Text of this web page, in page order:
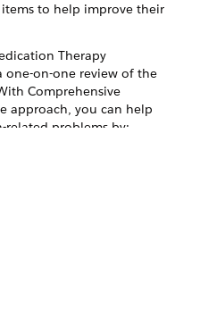
to help improve their
Therapy
one-on-one review of the
Comprehensive
approach, you can help
related problems by:
no medication is
Review summary
the review
health and